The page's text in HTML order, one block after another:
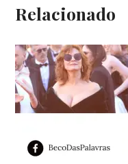
Relacionado